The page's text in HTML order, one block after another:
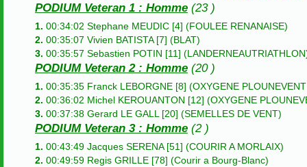
PODIUM Veteran 1 : Homme (23 )
1. 00:34:02 Stephane MEUDIC [4] (FOULEE RENANAISE)
2. 00:35:07 Vivien BATISTA [7] (BLAT)
3. 00:35:57 Sebastien POTIN [11]
PODIUM Veteran 2 : Homme (20 )
1. 00:35:35 Franck LEBORGNE [8] (OXYGENE
2. 00:36:02 Michel KEROUANTON [12] (OXYGENE
3. 00:37:38 Gerard LE GALL [20] (SEMELLES DE VENT)
PODIUM Veteran 3 : Homme (2 )
1. 00:43:49 Jacques SERENA [51] (COURIR A MORLAIX)
2. 00:49:59 Regis GRILLE [78] (Courir a Bourg-Blanc)